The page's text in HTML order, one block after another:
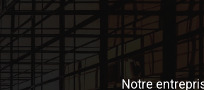
Notre